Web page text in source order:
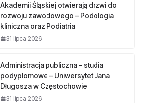
Akademii Śląskiej otwierają drzwi do
rozwoju zawodowego – Podologia
kliniczna oraz Podiatria
31 lipca 2026
Administracja publiczna – studia
podyplomowe – Uniwersytet Jana
Długosza w Częstochowie
31 lipca 2026